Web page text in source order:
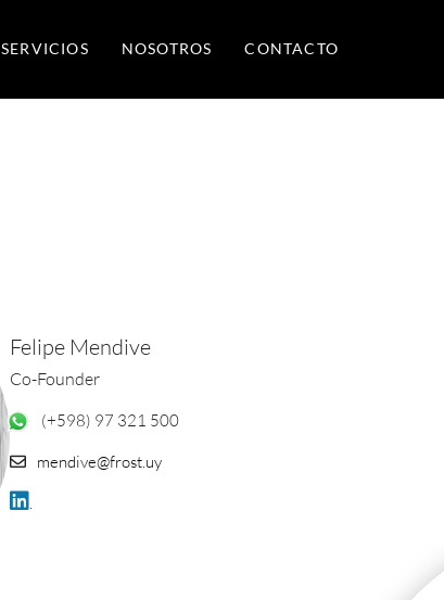
SERVICIOS NOSOTROS CONTACTO
Felipe Mendive
Co-Founder
(+598) 97 321 500
mendive@frost.uy